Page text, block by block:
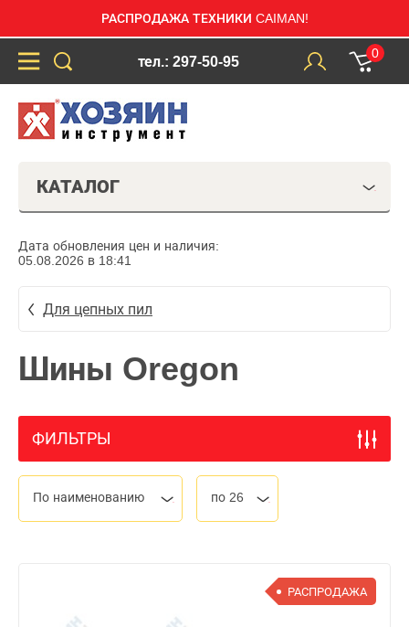
РАСПРОДАЖА ТЕХНИКИ CAIMAN!
тел.: 297-50-95
0
КАТАЛОГ
Дата обновления цен и наличия:
05.08.2026 в 18:41
Для цепных пил
Шины Oregon
ФИЛЬТРЫ
По наименованию по 26
РАСПРОДАЖА